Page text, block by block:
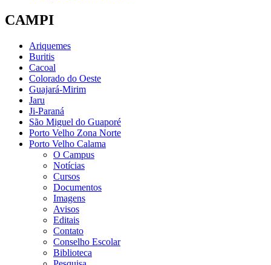
CAMPI
Ariquemes
Buritis
Cacoal
Colorado do Oeste
Guajará-Mirim
Jaru
Ji-Paraná
São Miguel do Guaporé
Porto Velho Zona Norte
Porto Velho Calama
O Campus
Notícias
Cursos
Documentos
Imagens
Avisos
Editais
Contato
Conselho Escolar
Biblioteca